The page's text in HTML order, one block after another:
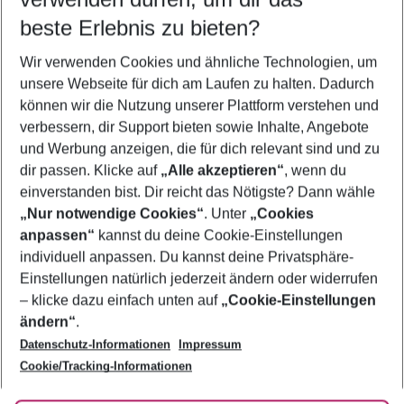
5-8 Nächte
2 Erwachsene Keine Kinder
Mehr Filter anzeigen
Footer
Footer navigation
Über uns
AGB
Bestpreisgarantie
Cookie-Einstellungen ändern
Cookie-Richtlinie
Agenturbetreuung
Barrierefreies Reisen
Folge uns
beste Erlebnis zu bieten?
Wir verwenden Cookies und ähnliche Technologien, um
unsere Webseite für dich am Laufen zu halten. Dadurch
können wir die Nutzung unserer Plattform verstehen und
verbessern, dir Support bieten sowie Inhalte, Angebote
und Werbung anzeigen, die für dich relevant sind und zu
dir passen. Klicke auf „Alle akzeptieren“, wenn du
einverstanden bist. Dir reicht das Nötigste? Dann wähle
„Nur notwendige Cookies“. Unter „Cookies
anpassen“ kannst du deine Cookie-Einstellungen
individuell anpassen. Du kannst deine Privatsphäre-
Einstellungen natürlich jederzeit ändern oder widerrufen
– klicke dazu einfach unten auf „Cookie-Einstellungen
ändern“.
Datenschutz-Informationen
Impressum
Cookie/Tracking-Informationen